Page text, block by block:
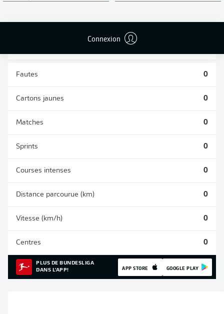
Connexion
0 0
Fautes 0
Cartons jaunes 0
Matches 0
Sprints 0
Courses intenses 0
Distance parcourue (km) 0
Vitesse (km/h) 0
Centres 0
PLUS DE BUNDESLIGA
DANS L'APP!
APP STORE GOOGLE PLAY